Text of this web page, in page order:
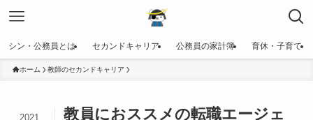
シン・公務員とは セカンドキャリア 公務員の家計簿 育休・子育て
ホーム 教師のセカンドキャリア
教員におススメの転職エージェ
2021